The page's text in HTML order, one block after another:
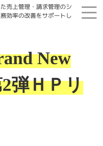
売上管理・請求管理のシ
効率の改善をサポートし
New
弾ＨＰリ